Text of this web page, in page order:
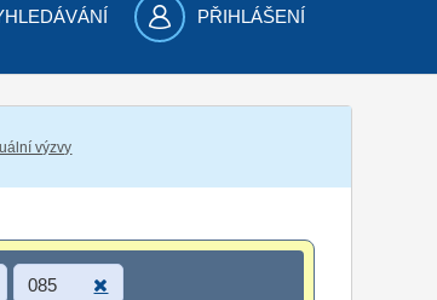
PŘIHLÁŠENÍ
výzvy
085